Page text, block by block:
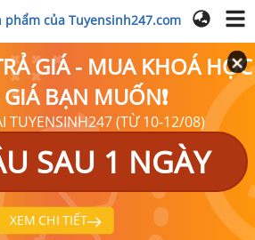
phẩm của Tuyensinh247.com
GIÁ - MUA KHOÁ HỌC
BẠN MUỐN❗
TUYENSINH247 (TỪ 10-12/08)
SAU 1 NGÀY
XEM CHI TIẾT